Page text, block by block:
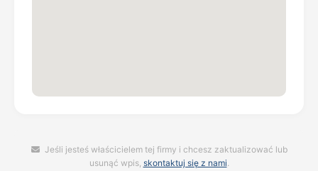
Jeśli jesteś właścicielem tej firmy i chcesz zaktualizować lub
usunąć wpis, skontaktuj się z nami.